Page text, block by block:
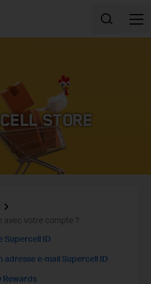
STORE
avec votre compte ?
Supercell ID
adresse e-mail Supercell ID
Rewards